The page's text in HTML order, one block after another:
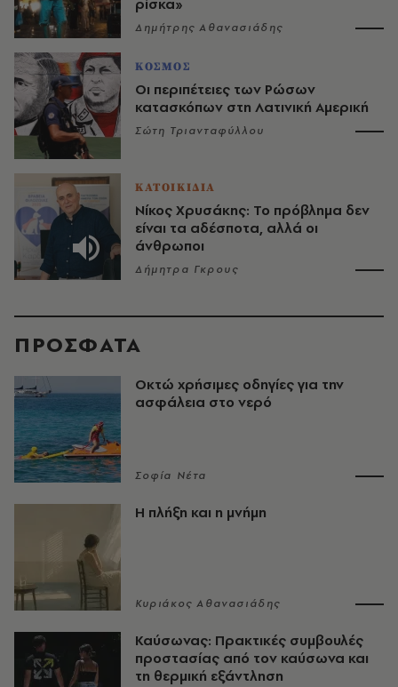
ρίσκα»
Δημήτρης Αθανασιάδης
ΚΟΣΜΟΣ
Οι περιπέτειες των Ρώσων
κατασκόπων στη Λατινική Αμερική
Σώτη Τριανταφύλλου
ΚΑΤΟΙΚΙΔΙΑ
Νίκος Χρυσάκης: Το πρόβλημα δεν
είναι τα αδέσποτα, αλλά οι
άνθρωποι
Δήμητρα Γκρους
ΠΡΟΣΦΑΤΑ
Οκτώ χρήσιμες οδηγίες για την
ασφάλεια στο νερό
Σοφία Νέτα
Η πλήξη και η μνήμη
Κυριάκος Αθανασιάδης
Καύσωνας: Πρακτικές συμβουλές
προστασίας από τον καύσωνα και
τη θερμική εξάντληση